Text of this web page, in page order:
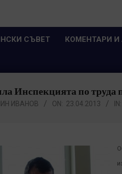
СЪВЕТ КОМЕНТАРИ И
Инспекцията по труда
ИВАНОВ ON: 23.04.2013 IN: